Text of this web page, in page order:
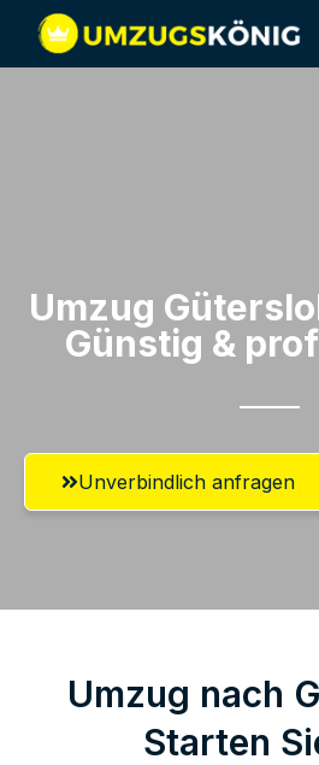
Umzug
Günstig &
Unverbindlich anfragen
Umzug nach
Starten